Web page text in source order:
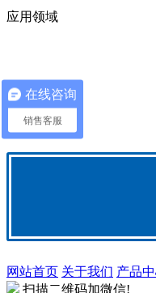
应用领域
网站首页 关于我们 产品
扫描二维码加微信!
在线咨询
销售客服